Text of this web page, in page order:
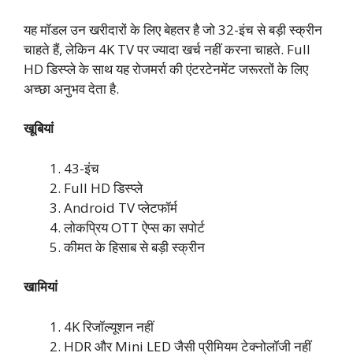
यह मॉडल उन खरीदारों के लिए बेहतर है जो 32-इंच से बड़ी स्क्रीन
चाहते हैं, लेकिन 4K TV पर ज्यादा खर्च नहीं करना चाहते. Full
HD डिस्प्ले के साथ यह रोजमर्रा की एंटरटेनमेंट जरूरतों के लिए
अच्छा अनुभव देता है.
खूबियां
43-इंच
Full HD डिस्प्ले
Android TV प्लेटफॉर्म
लोकप्रिय OTT ऐप्स का सपोर्ट
कीमत के हिसाब से बड़ी स्क्रीन
खामियां
4K रिजॉल्यूशन नहीं
HDR और Mini LED जैसी प्रीमियम टेक्नोलॉजी नहीं